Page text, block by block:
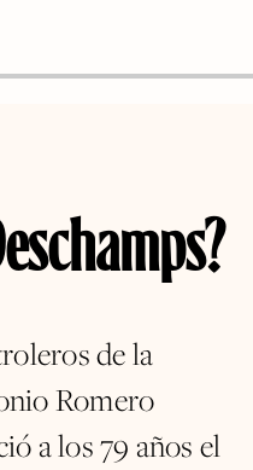
de la
Romero
a los 79 años el